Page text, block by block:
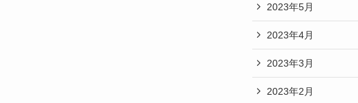
2023年5月
2023年4月
2023年3月
2023年2月